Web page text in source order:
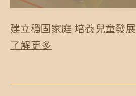
建立穩固家庭 培養兒童發展
了解更多